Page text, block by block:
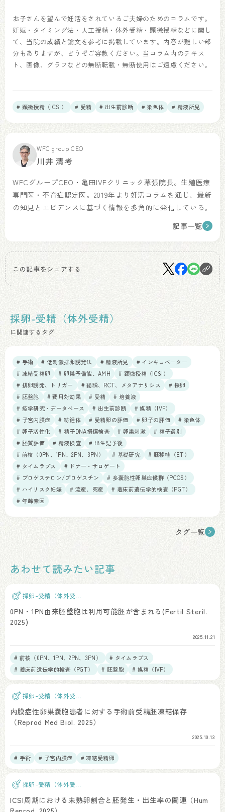
お子さんを望んで妊活をされているご夫婦のためのコラムです。
妊娠・タイミング法・人工授精・体外受精・顕微授精などに関し
て、当院の成績と論文を参考に掲載しています。内容が難しい部
分もありますが、どうぞご容赦ください。当コラム内のテキス
ト、画像、グラフなどの無断転載・無断使用はご遠慮ください。
# 顕微授精（ICSI） # 受精 # 出生前診断 # 染色体 # 精液所見
WFC group CEO
川井 清考
WFCグループCEO・亀田IVFクリニック幕張院長。生殖医療
専門医・不育症認定医。2019年より妊活コラムを通じ、最新
の知見とエビデンスに基づく情報を多角的に発信している。
記事一覧
この記事をシェアする
採卵-受精（体外受精）
に関連するタグ
# 手術 # 低刺激排卵誘発法 # 精液所見
# インキュベーター
# 凍結受精卵
# 卵巣予備能、AMH
# 顕微授精（ICSI）
# 排卵誘発、トリガー
# 総説、RCT、メタアナリシス
# 採卵
# 胚盤胞
# 費用対効果 # 受精
# 培養液
# 疫学研究・データベース
# 出生前診断
# 媒精（IVF）
# 子宮内膜症
# 紡錘体 # 受精卵の評価 # 卵子の評価
# 染色体
# 卵子活性化
# 精子DNA損傷検査 # 卵巣刺激
# 精子選別
# 胚質評価
# 精液検査
# 出生児予後
# 前核（0PN、1PN、2PN、3PN）
# 基礎研究
# 胚移植（ET）
# タイムラプス
# ドナー・サロゲート
# プロゲステロン/プロゲスチン
# 多嚢胞性卵巣症候群（PCOS）
# ハイリスク妊娠
# 流産、死産
# 着床前遺伝学的検査（PGT）
# 年齢素因
タグ一覧
あわせて読みたい記事
採卵-受精（体外受
0PN・1PN由来胚盤胞は利用可能胚が含まれる(Fertil Steril.
2025)
2025.11.21
# 前核（0PN、1PN、2PN、3PN）
# タイムラプス
# 着床前遺伝学的検査（PGT）
# 胚盤胞 # 媒精（IVF）
採卵-受精（体外受
内膜症性卵巣嚢胞患者に対する手術前受精胚凍結保存
（Reprod Med Biol. 2025）
2025.10.13
# 手術 # 子宮内膜症 # 凍結受精卵
採卵-受精（体外受
ICSI周期における未熟卵割合と胚発生・出生率の関連（Hum